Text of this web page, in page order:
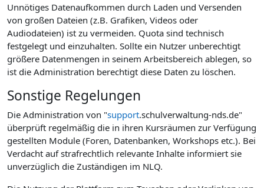
Unnötiges Datenaufkommen durch Laden und Versenden
von großen Dateien (z.B. Grafiken, Videos oder
Audiodateien) ist zu vermeiden. Quota sind technisch
festgelegt und einzuhalten. Sollte ein Nutzer unberechtigt
größere Datenmengen in seinem Arbeitsbereich ablegen, so
ist die Administration berechtigt diese Daten zu löschen.
Sonstige Regelungen
Die Administration von "support.schulverwaltung-nds.de"
überprüft regelmäßig die in ihren Kursräumen zur Verfügung
gestellten Module (Foren, Datenbanken, Workshops etc.). Bei
Verdacht auf strafrechtlich relevante Inhalte informiert sie
unverzüglich die Zuständigen im NLQ.